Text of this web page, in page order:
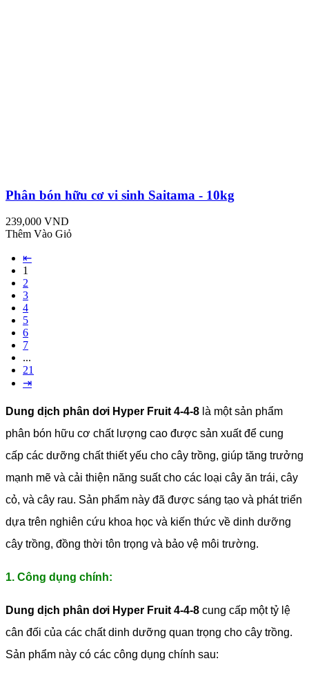
Phân bón hữu cơ vi sinh Saitama - 10kg
239,000 VND
Thêm Vào Giỏ
⇤
1
2
3
4
5
6
7
...
21
⇥
Dung dịch phân dơi Hyper Fruit 4-4-8 là một sản phẩm
phân bón hữu cơ chất lượng cao được sản xuất để cung
cấp các dưỡng chất thiết yếu cho cây trồng, giúp tăng trưởng
mạnh mẽ và cải thiện năng suất cho các loại cây ăn trái, cây
cỏ, và cây rau. Sản phẩm này đã được sáng tạo và phát triển
dựa trên nghiên cứu khoa học và kiến thức về dinh dưỡng
cây trồng, đồng thời tôn trọng và bảo vệ môi trường.
1. Công dụng chính:
Dung dịch phân dơi Hyper Fruit 4-4-8 cung cấp một tỷ lệ
cân đối của các chất dinh dưỡng quan trọng cho cây trồng.
Sản phẩm này có các công dụng chính sau: